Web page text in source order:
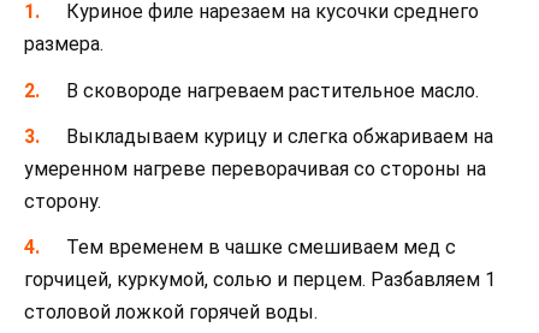
Куриное филе нарезаем на кусочки среднего
размера.
В сковороде нагреваем растительное масло.
Выкладываем курицу и слегка обжариваем на
умеренном нагреве переворачивая со стороны на
сторону.
Тем временем в чашке смешиваем мед с
горчицей, куркумой, солью и перцем. Разбавляем 1
столовой ложкой горячей воды.